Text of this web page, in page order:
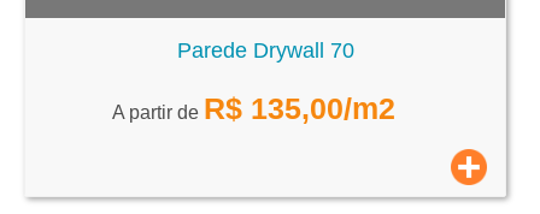
Parede Drywall 70
A partir de R$ 135,00/m2